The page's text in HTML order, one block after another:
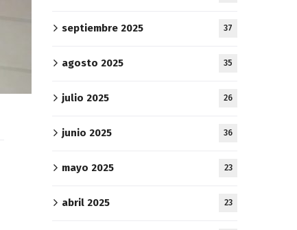
septiembre 2025 37
agosto 2025 35
julio 2025 26
junio 2025 36
mayo 2025 23
abril 2025 23